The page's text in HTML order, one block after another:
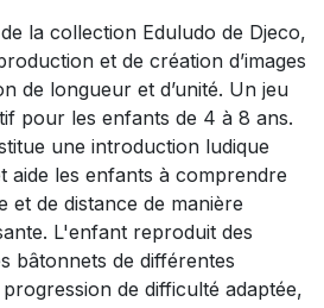
la collection Eduludo de Djeco,
et de création d’images
de longueur et d’unité. Un jeu
pour les enfants de 4 à 8 ans.
une introduction ludique
aide les enfants à comprendre
et de distance de manière
L'enfant reproduit des
bâtonnets de différentes
de difficulté adaptée,